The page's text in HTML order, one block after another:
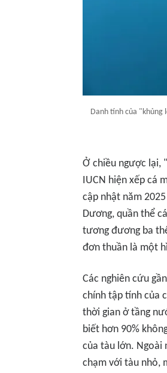
Danh tính của "khủng
Ở chiều ngược lại,
IUCN hiện xếp cá
cập nhật năm
Dương, quần thể
tương đương ba
đơn thuần là một
Các nghiên cứu
chính tập tính của
thời gian ở tầng
biết hơn 90%
của tàu lớn. Ngoài
chạm với tàu nhỏ,